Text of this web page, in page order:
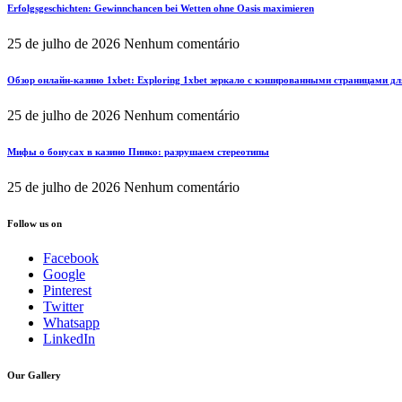
Erfolgsgeschichten: Gewinnchancen bei Wetten ohne Oasis maximieren
25 de julho de 2026 Nenhum comentário
Обзор онлайн-казино 1xbet: Exploring 1xbet зеркало с кэшированными страницами
25 de julho de 2026 Nenhum comentário
Мифы о бонусах в казино Пинко: разрушаем стереотипы
25 de julho de 2026 Nenhum comentário
Follow us on
Facebook
Google
Pinterest
Twitter
Whatsapp
LinkedIn
Our Gallery